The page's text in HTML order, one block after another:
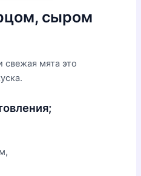
сыром
свежая мята это